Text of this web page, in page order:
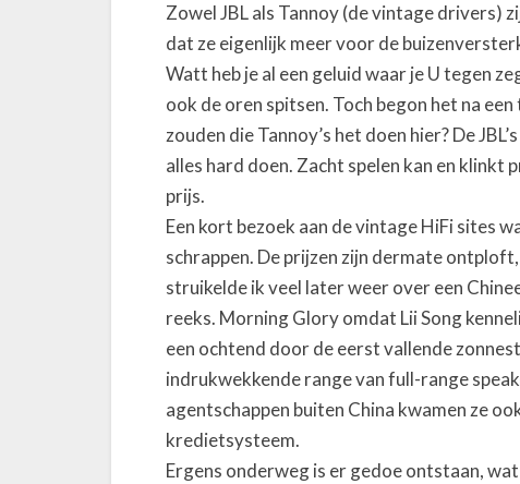
e
B
i
B
o
y
Zowel JBL als Tannoy (de vintage drivers)
dat ze eigenlijk meer voor de
Watt heb je al een geluid waar je U tegen
ook de oren spitsen. Toch begon het na
zouden die Tannoy’s het doen hier? De
alles hard doen. Zacht spelen kan en klinkt
prijs.
Een kort bezoek aan de vintage HiFi sites
schrappen. De prijzen zijn dermate
struikelde ik veel later weer over een
reeks. Morning Glory omdat Lii Song
een ochtend door de eerst vallende
indrukwekkende range van full-range
agentschappen buiten China kwamen ze
kredietsysteem.
Ergens onderweg is er gedoe ontstaan,